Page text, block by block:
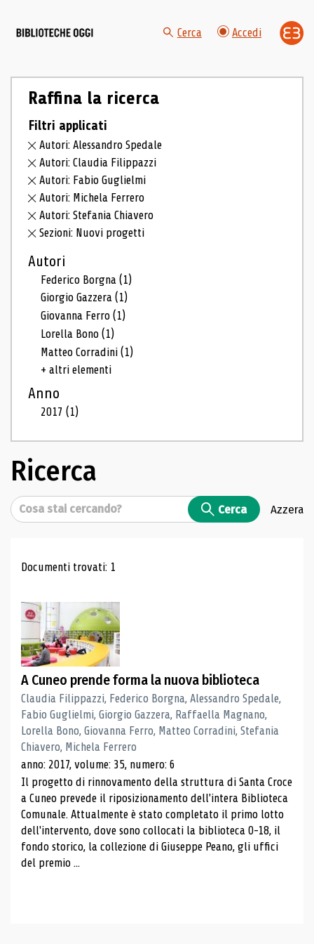
Cerca Accedi
Raffina la ricerca
Filtri applicati
Autori: Alessandro Spedale
Autori: Claudia Filippazzi
Autori: Fabio Guglielmi
Autori: Michela Ferrero
Autori: Stefania Chiavero
Sezioni: Nuovi progetti
Autori
Federico Borgna(1)
Giorgio Gazzera(1)
Giovanna Ferro(1)
Lorella Bono(1)
Matteo Corradini(1)
+ altri elementi
Anno
2017(1)
Ricerca
Cerca Cerca Azzera
Risultati di ricerca
Documenti trovati: 1
A Cuneo prende forma la nuova biblioteca
Claudia Filippazzi, Federico Borgna, Alessandro Spedale,
Fabio Guglielmi, Giorgio Gazzera, Raffaella Magnano,
Lorella Bono, Giovanna Ferro, Matteo Corradini, Stefania
Chiavero, Michela Ferrero
anno: 2017, volume: 35, numero: 6
Il progetto di rinnovamento della struttura di Santa Croce
a Cuneo prevede il riposizionamento dell'intera Biblioteca
Comunale. Attualmente è stato completato il primo lotto
dell'intervento, dove sono collocati la biblioteca 0-18, il
fondo storico, la collezione di Giuseppe Peano, gli uffici
del premio ...